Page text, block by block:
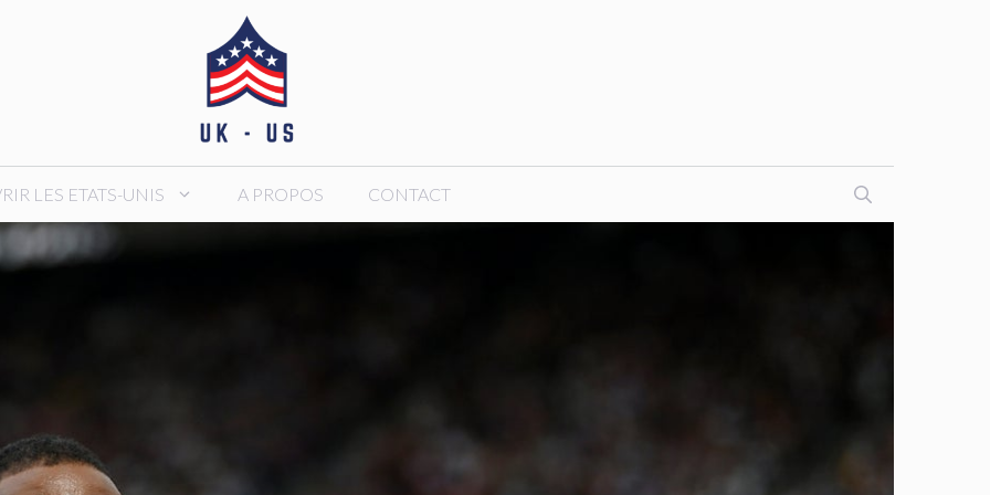
LES ETATS-UNIS A PROPOS CONTACT